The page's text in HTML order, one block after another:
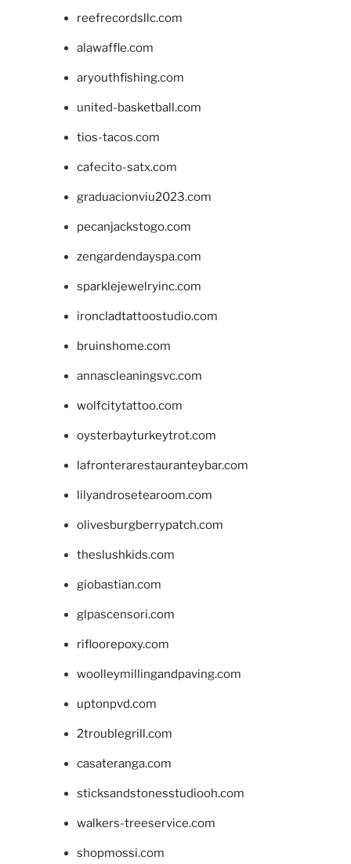
reefrecordsllc.com
alawaffle.com
aryouthfishing.com
united-basketball.com
tios-tacos.com
cafecito-satx.com
graduacionviu2023.com
pecanjackstogo.com
zengardendayspa.com
sparklejewelryinc.com
ironcladtattoostudio.com
bruinshome.com
annascleaningsvc.com
wolfcitytattoo.com
oysterbayturkeytrot.com
lafronterarestauranteybar.com
lilyandrosetearoom.com
olivesburgberrypatch.com
theslushkids.com
giobastian.com
glpascensori.com
rifloorepoxy.com
woolleymillingandpaving.com
uptonpvd.com
2troublegrill.com
casateranga.com
sticksandstonesstudiooh.com
walkers-treeservice.com
shopmossi.com